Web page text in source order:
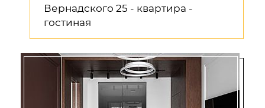
Вернадского 25 - квартира -
гостиная